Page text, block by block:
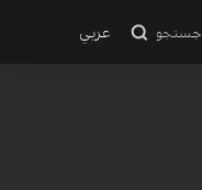
جستجو عربي